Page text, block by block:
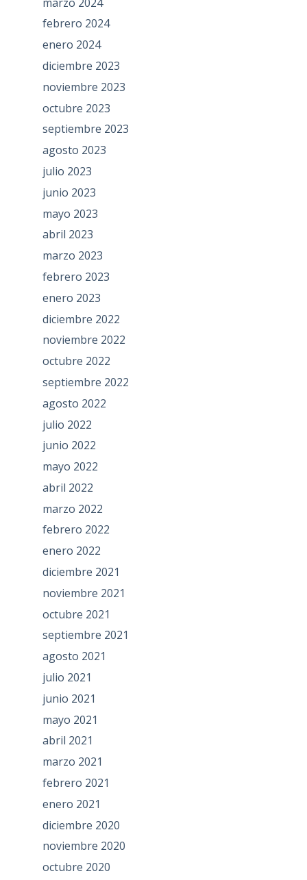
febrero 2024
enero 2024
diciembre 2023
noviembre 2023
octubre 2023
septiembre 2023
agosto 2023
julio 2023
junio 2023
mayo 2023
abril 2023
marzo 2023
febrero 2023
enero 2023
diciembre 2022
noviembre 2022
octubre 2022
septiembre 2022
agosto 2022
julio 2022
junio 2022
mayo 2022
abril 2022
marzo 2022
febrero 2022
enero 2022
diciembre 2021
noviembre 2021
octubre 2021
septiembre 2021
agosto 2021
julio 2021
junio 2021
mayo 2021
abril 2021
marzo 2021
febrero 2021
enero 2021
diciembre 2020
noviembre 2020
octubre 2020